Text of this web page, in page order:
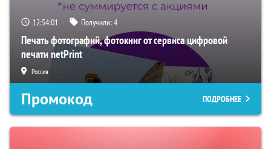
12:54:00 Получили:4
Печать фотографий, фотокниг от сервиса цифровой
печати netPrint
Россия
Промокод ПОДРОБНЕЕ